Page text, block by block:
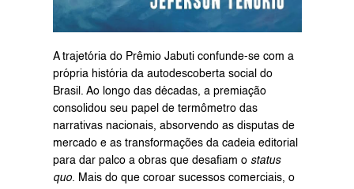
A trajetória do Prêmio Jabuti confunde-se com a
própria história da autodescoberta social do
Brasil. Ao longo das décadas, a premiação
consolidou seu papel de termômetro das
narrativas nacionais, absorvendo as disputas de
mercado e as transformações da cadeia editorial
para dar palco a obras que desafiam o status
quo. Mais do que coroar sucessos comerciais, o